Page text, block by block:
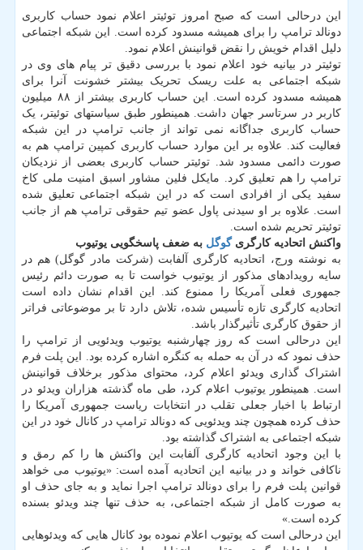
این درحالی است که صبح امروز توئیتر اعلام نمود حساب کاربری
دونالد ترامپ را برای همیشه مسدود کرده است. این شبکه اجتماعی
دلیل اقدام خویش را نقض قوانینش اعلام نمود.
توئیتر در بیانیه خود اعلام نمود با بررسی دقیق تر پیام های وی در
شبکه اجتماعی به علت ریسک تحریک بیشتر خشونت آنرا برای
همیشه مسدود کرده است. این حساب کاربری بیشتر از ۸۸ میلیون
کاربر در سرتاسر جهان داشت. همینطور طبق سیاستهای توئیتر، یک
حساب کاربری جداگانه نمی تواند از جانب ترامپ در این شبکه
فعالیت کند. علاوه بر این موارد حساب کاربری کمپین ترامپ هم به
صورت دائمی مسدود شد. توئیتر حساب کاربری بعضی از نزدیکان
ترامپ را هم تعلیق کرد. مایکل فلین مشاور اسبق امنیت ملی کاخ
سفید یکی از افرادی است که در این شبکه اجتماعی تعلیق شده
است. علاوه بر او سیدنی پاول عضو تیم حقوقی ترامپ هم از جانب
توئیتر تحریم شده است.
واکنش اتحادیه کارگریگوگل به ضعف پاسخگویی یوتیوب
به نوشته ورج، اتحادیه کارگری آلفابت (شرکت مادر گوگل) هم در
سایه رویدادهای مذکور از یوتیوب خواست تا به صورت دائم رئیس
جمهوری فعلی آمریکا را ممنوع کند. این اقدام نشان داده است
اتحادیه کارگری تازه تأسیس شده، تلاش دارد تا بر موضوعاتی فراتر
از حقوق کارگری تأثیرگذار باشد.
این درحالی است که روز چهارشنبه یوتیوب ویدئویی از ترامپ را
حذف نمود که در آن به حمله به کنگره اشاره کرده بود. این پلت فرم
اشتراک گذاری ویدئو اعلام کرد، محتوای مذکور برخلاف قوانینش
است. همینطور یوتیوب اعلام کرد، طی ماه گذشته هزاران ویدئو در
ارتباط با اخبار جعلی تقلب در انتخابات ریاست جمهوری آمریکا را
حذف کرده همچون چند ویدئویی که دونالد ترامپ در کانال خود در این
شبکه اجتماعی به اشتراک گذاشته بود.
با این وجود اتحادیه کارگری آلفابت این واکنش ها را کم رمق و
ناکافی خواند و در بیانیه این اتحادیه آمده است: «یوتیوب می خواهد
قوانین پلت فرم را برای دونالد ترامپ اجرا نماید و به جای حذف او
به صورت کامل از شبکه اجتماعی، به حذف تنها چند ویدئو بسنده
کرده است.»
این درحالی است که یوتیوب اعلام نموده بود کانال هایی که ویدئوهایی